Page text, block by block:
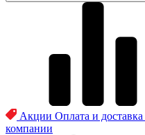
Акции Оплата и доставка
компании